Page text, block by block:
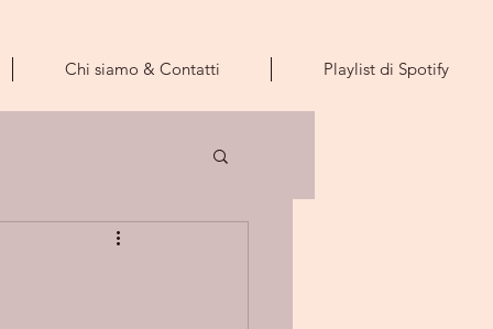
Chi siamo & Contatti Playlist di Spotify